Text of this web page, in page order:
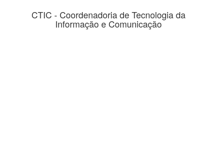
CTIC - Coordenadoria de Tecnologia da
Informação e Comunicação